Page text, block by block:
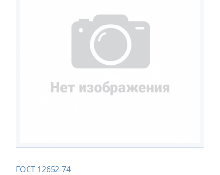
ГОСТ 12652-74